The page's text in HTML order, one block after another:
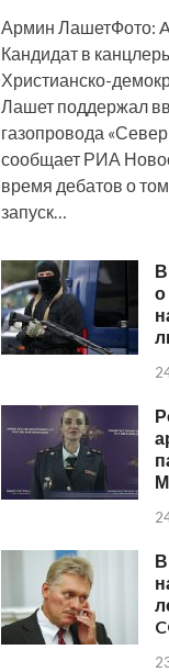
Армин ЛашетФото:
Кандидат в
Христианско-
Лашет поддержал
газопровода
сообщает РИА
время дебатов о
запуск…
о